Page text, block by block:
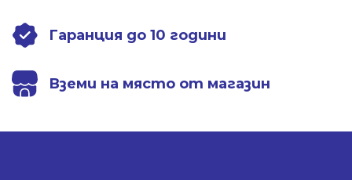
Гаранция до 10 години
Вземи на място от магазин